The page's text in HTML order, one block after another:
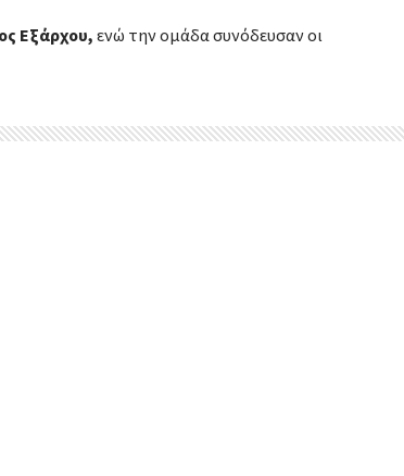
Εξάρχου, ενώ την ομάδα συνόδευσαν οι